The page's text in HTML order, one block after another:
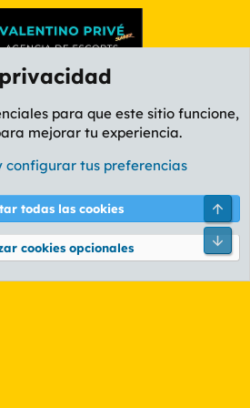
AMARILLO
reglas Política de privacidad Ayuda
® © 2010-2026 XenForo Ltd.
para que este sitio funcione,
mejorar tu experiencia.
configurar tus preferencias
todas las cookies
cookies opcionales
Pie